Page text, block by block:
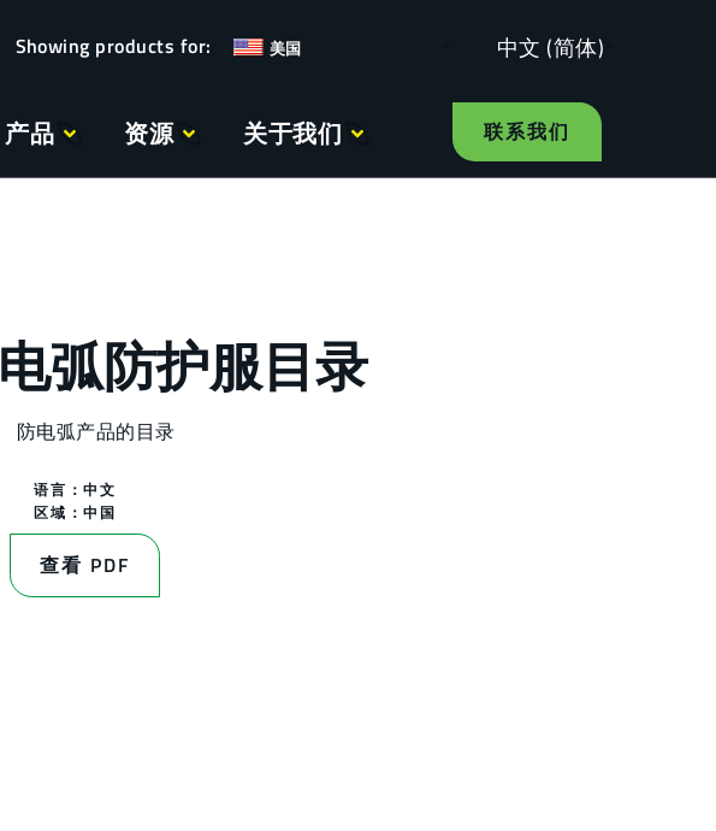
美国 中文 (简体)
产品 资源 关于我们 联系我们
电弧防护服目录
防电弧产品的目录
语言：中文
区域：中国
查看 PDF